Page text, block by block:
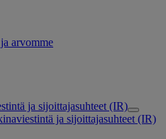
arvomme
ja sijoittajasuhteet (IR)
ja sijoittajasuhteet (IR)